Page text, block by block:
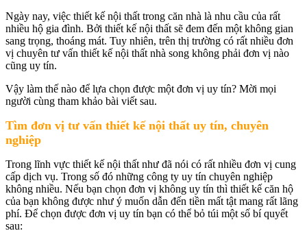
Ngày nay, việc thiết kế nội thất trong căn nhà là nhu cầu của rất
nhiều hộ gia đình. Bởi thiết kế nội thất sẽ đem đến một không gian
sang trọng, thoáng mát. Tuy nhiên, trên thị trường có rất nhiều đơn
vị chuyên tư vấn thiết kế nội thất nhà song không phải đơn vị nào
cũng uy tín.
Vậy làm thế nào để lựa chọn được một đơn vị uy tín? Mời mọi
người cùng tham khảo bài viết sau.
Tìm đơn vị tư vấn thiết kế nội thất uy tín, chuyên
nghiệp
Trong lĩnh vực thiết kế nội thất như đã nói có rất nhiều đơn vị cung
cấp dịch vụ. Trong số đó những công ty uy tín chuyên nghiệp
không nhiều. Nếu bạn chọn đơn vị không uy tín thì thiết kế căn hộ
của bạn không được như ý muốn dẫn đến tiền mất tật mang rất lãng
phí. Để chọn được đơn vị uy tín bạn có thể bỏ túi một số bí quyết
sau: